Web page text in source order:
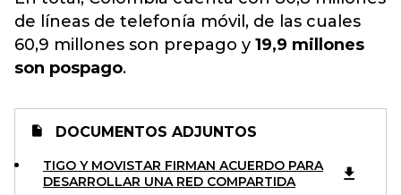
de líneas de telefonía móvil, de las cuales
60,9 millones son prepago y 19,9 millones
son pospago.
DOCUMENTOS ADJUNTOS
TIGO Y MOVISTAR FIRMAN ACUERDO PARA
DESARROLLAR UNA RED COMPARTIDA